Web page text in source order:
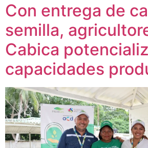
Con entrega de
semilla,
Cabica
capacidades